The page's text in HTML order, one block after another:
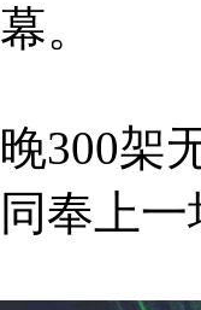
。
架无
奉上